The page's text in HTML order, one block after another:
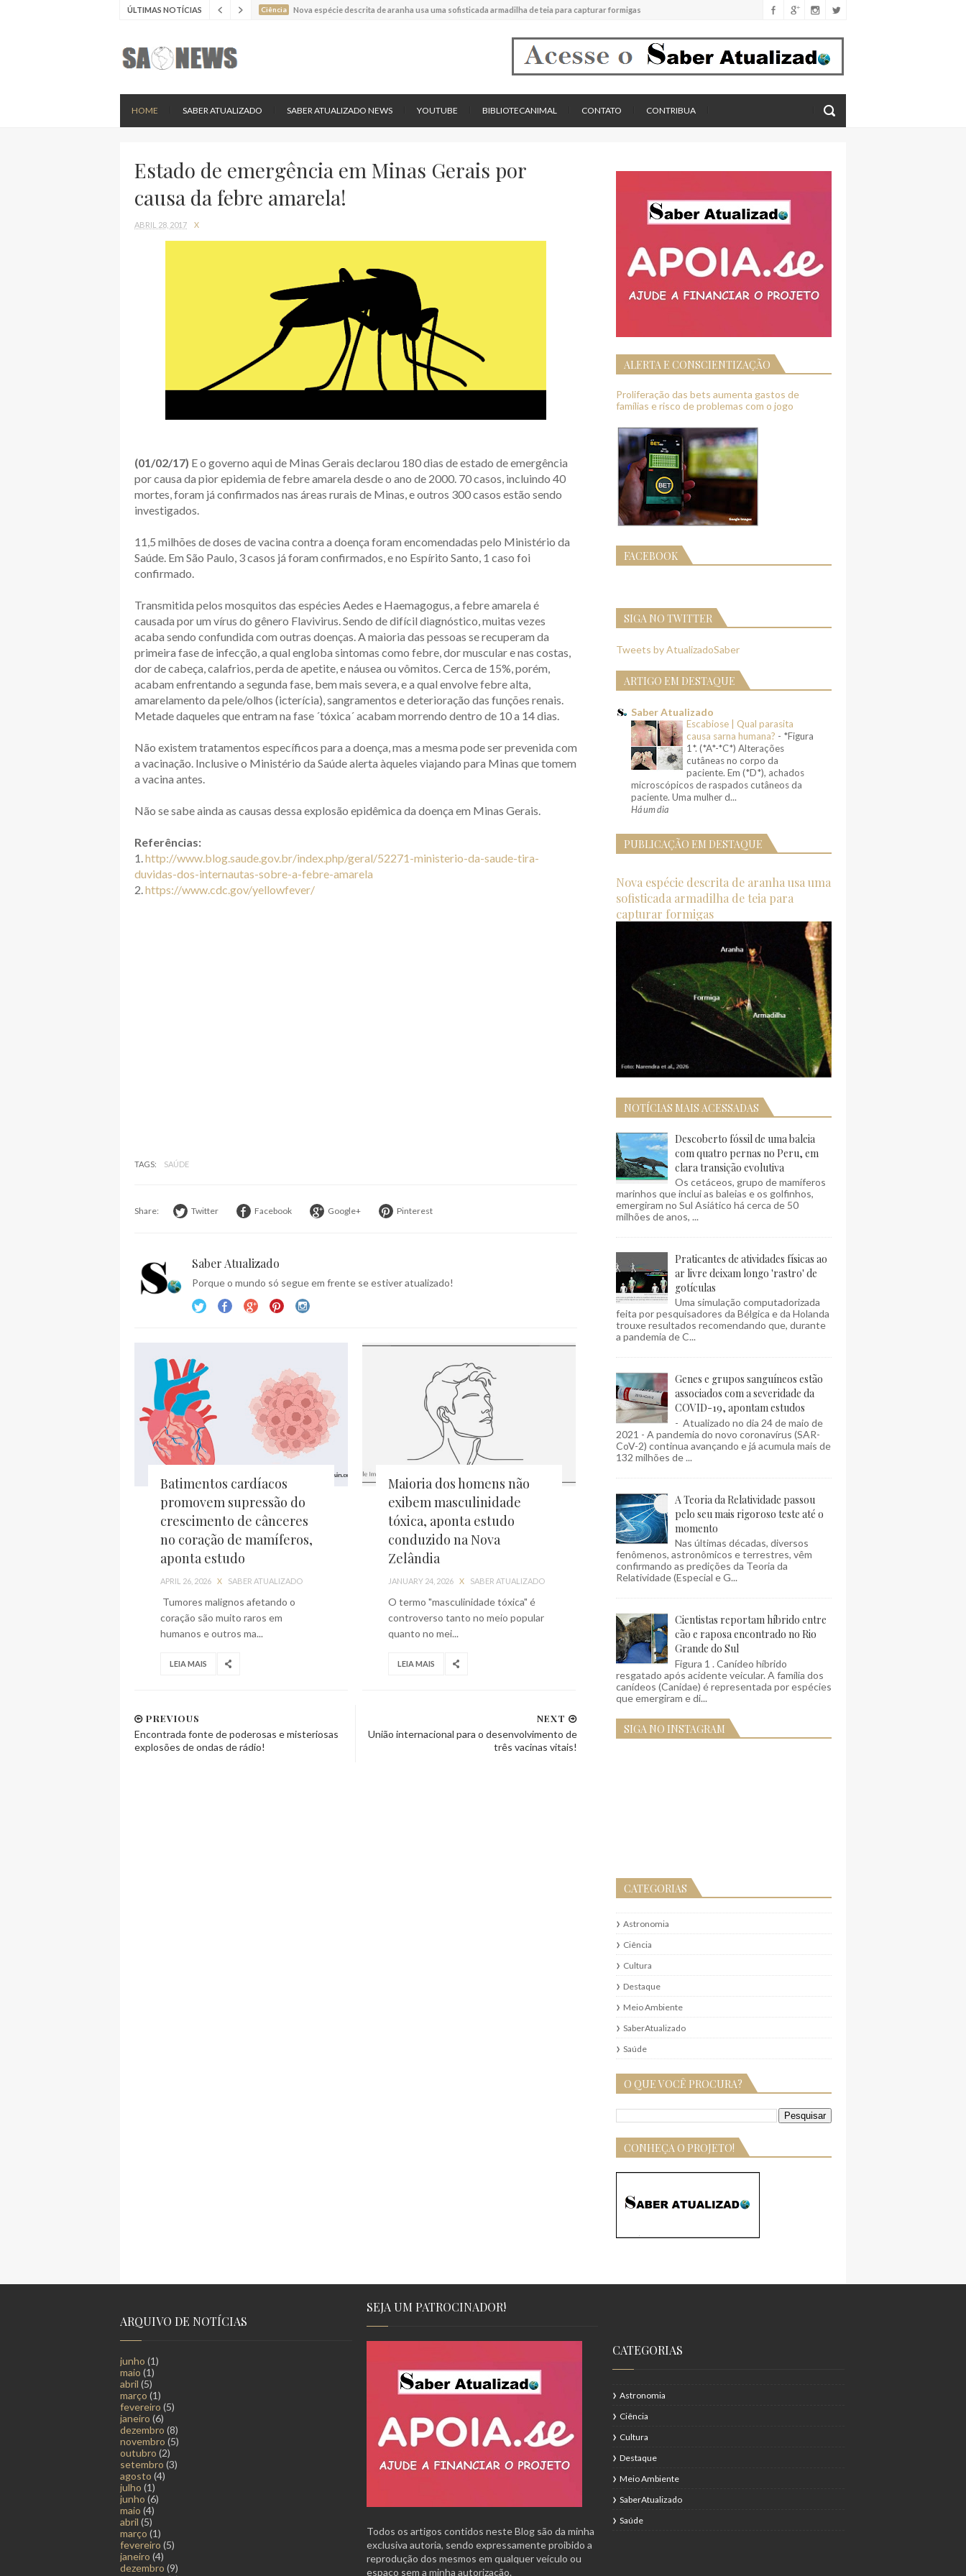
ÚLTIMAS NOTÍCIAS Ciência Estudo experimental mostrou que plantas podem absorver nutrientes através da poeira atmosférica
Batimentos cardíacos promovem supressão do crescimento de cânceres no coração de mamíferos, aponta estudo
HOME SABER ATUALIZADO SABER ATUALIZADO NEWS YOUTUBE BIBLIOTECANIMAL CONTATO CONTRIBUA
Estado de emergência em Minas Gerais por
causa da febre amarela!
ABRIL 28, 2017 X
(01/02/17) E o governo aqui de Minas Gerais declarou 180 dias de estado de emergência
por causa da pior epidemia de febre amarela desde o ano de 2000. 70 casos, incluindo 40
mortes, foram já confirmados nas áreas rurais de Minas, e outros 300 casos estão sendo
investigados.
11,5 milhões de doses de vacina contra a doença foram encomendadas pelo Ministério da
Saúde. Em São Paulo, 3 casos já foram confirmados, e no Espírito Santo, 1 caso foi
confirmado.
Transmitida pelos mosquitos das espécies Aedes e Haemagogus, a febre amarela é
causada por um vírus do gênero Flavivirus. Sendo de difícil diagnóstico, muitas vezes
acaba sendo confundida com outras doenças. A maioria das pessoas se recuperam da
primeira fase de infecção, a qual engloba sintomas como febre, dor muscular e nas costas,
dor de cabeça, calafrios, perda de apetite, e náusea ou vômitos. Cerca de 15%, porém,
acabam enfrentando a segunda fase, bem mais severa, e a qual envolve febre alta,
amarelamento da pele/olhos (icterícia), sangramentos e deterioração das funções renais.
Metade daqueles que entram na fase ´tóxica´ acabam morrendo dentro de 10 a 14 dias.
Não existem tratamentos específicos para a doença, mas a mesma pode ser prevenida com
a vacinação. Inclusive o Ministério da Saúde alerta àqueles viajando para Minas que tomem
a vacina antes.
Não se sabe ainda as causas dessa explosão epidêmica da doença em Minas Gerais.
Referências:
1.http://www.blog.saude.gov.br/index.php/geral/52271-ministerio-da-saude-tira-
duvidas-dos-internautas-sobre-a-febre-amarela
2.https://www.cdc.gov/yellowfever/
TAGS: SAÚDE
Share: Twitter Facebook Google+ Pinterest
Saber Atualizado
Porque o mundo só segue em frente se estiver atualizado!
Batimentos cardíacos
promovem supressão do
crescimento de cânceres
no coração de mamíferos,
aponta estudo
APRIL 26, 2026 X SABER ATUALIZADO
Tumores malignos afetando o
coração são muito raros em
humanos e outros ma...
LEIA MAIS
Maioria dos homens não
exibem masculinidade
tóxica, aponta estudo
conduzido na Nova
Zelândia
JANUARY 24, 2026 X SABER ATUALIZADO
O termo "masculinidade tóxica" é
controverso tanto no meio popular
quanto no mei...
LEIA MAIS
NEXT
União internacional para o desenvolvimento de
três vacinas vitais!
PREVIOUS
Encontrada fonte de poderosas e misteriosas
explosões de ondas de rádio!
ALERTA E CONSCIENTIZAÇÃO
Proliferação das bets aumenta gastos de
famílias e risco de problemas com o jogo
FACEBOOK
SIGA NO TWITTER
Tweets by AtualizadoSaber
ARTIGO EM DESTAQUE
Saber Atualizado
Escabiose | Qual parasita
causa sarna humana? - *Figura
1*. (*A*-*C*) Alterações
cutâneas no corpo da
paciente. Em (*D*), achados
microscópicos de raspados cutâneos da
paciente. Uma mulher d...
Há um dia
PUBLICAÇÃO EM DESTAQUE
Nova espécie descrita de aranha usa uma
sofisticada armadilha de teia para
capturar formigas
NOTÍCIAS MAIS ACESSADAS
Descoberto fóssil de uma baleia
com quatro pernas no Peru, em
clara transição evolutiva
Os cetáceos, grupo de mamíferos
marinhos que inclui as baleias e os golfinhos,
emergiram no Sul Asiático há cerca de 50
milhões de anos, ...
Praticantes de atividades físicas ao
ar livre deixam longo 'rastro' de
gotículas
Uma simulação computadorizada
feita por pesquisadores da Bélgica e da Holanda
trouxe resultados recomendando que, durante
a pandemia de C...
Genes e grupos sanguíneos estão
associados com a severidade da
COVID-19, apontam estudos
- Atualizado no dia 24 de maio de
2021 - A pandemia do novo coronavírus (SAR-
CoV-2) continua avançando e já acumula mais de
132 milhões de ...
A Teoria da Relatividade passou
pelo seu mais rigoroso teste até o
momento
Nas últimas décadas, diversos
fenômenos, astronômicos e terrestres, vêm
confirmando as predições da Teoria da
Relatividade (Especial e G...
Cientistas reportam híbrido entre
cão e raposa encontrado no Rio
Grande do Sul
Figura 1 . Canídeo híbrido
resgatado após acidente veicular. A família dos
canídeos (Canidae) é representada por espécies
que emergiram e di...
SIGA NO INSTAGRAM
CATEGORIAS
Astronomia
Ciência
Cultura
Destaque
Meio Ambiente
SaberAtualizado
Saúde
O QUE VOCÊ PROCURA?
CONHEÇA O PROJETO!
ARQUIVO DE NOTÍCIAS
junho (1)
maio (1)
abril (5)
março (1)
fevereiro (5)
janeiro (6)
dezembro (8)
novembro (5)
outubro (2)
setembro (3)
agosto (4)
julho (1)
junho (6)
maio (4)
abril (5)
março (1)
fevereiro (5)
janeiro (4)
dezembro (9)
SEJA UM PATROCINADOR!
Todos os artigos contidos neste Blog são da minha
exclusiva autoria, sendo expressamente proibido a
reprodução dos mesmos em qualquer veículo ou
espaço sem a minha autorização.
CATEGORIAS
Astronomia
Ciência
Cultura
Destaque
Meio Ambiente
SaberAtualizado
Saúde